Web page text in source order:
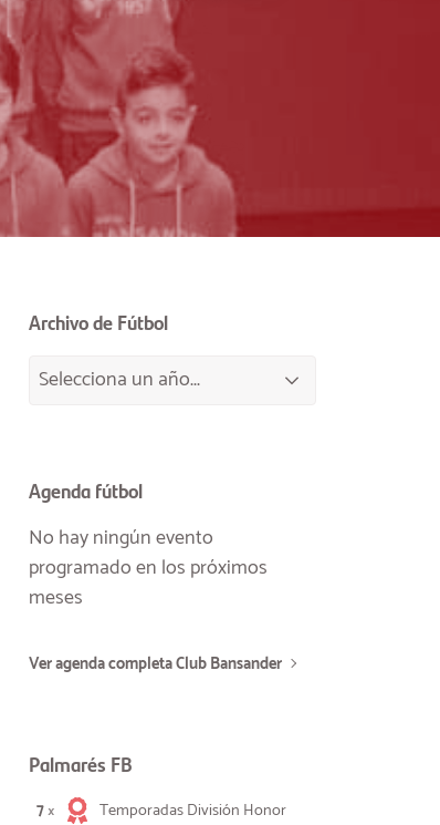
Archivo de Fútbol
Agenda fútbol
No hay ningún evento
programado en los próximos
meses
Ver agenda completa Club Bansander
Palmarés FB
7×
Temporadas División Honor